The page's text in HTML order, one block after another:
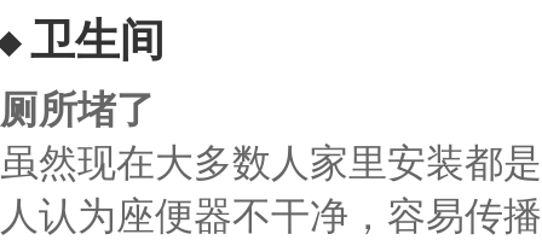
卫生间
厕所堵了
虽然现在大多数人家里安装都
人认为座便器不干净，容易传